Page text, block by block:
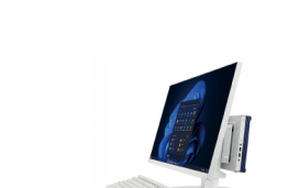
<L2>「３
5.サプライヤーへの